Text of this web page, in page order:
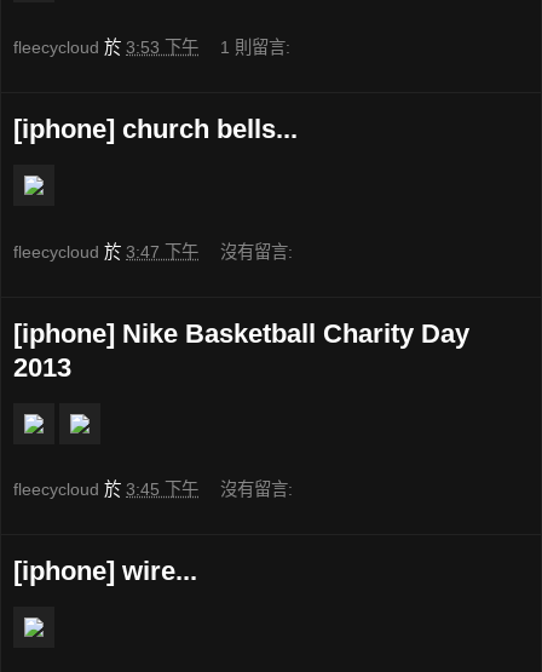
fleecycloud 於 3:53 下午 1 則留言:
[iphone] church bells...
fleecycloud 於 3:47 下午 沒有留言:
[iphone] Nike Basketball Charity Day
2013
fleecycloud 於 3:45 下午 沒有留言:
[iphone] wire...